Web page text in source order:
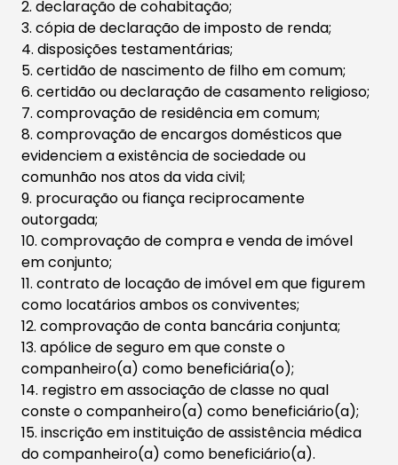
2. declaração de cohabitação;
3. cópia de declaração de imposto de renda;
4. disposições testamentárias;
5. certidão de nascimento de filho em comum;
6. certidão ou declaração de casamento religioso;
7. comprovação de residência em comum;
8. comprovação de encargos domésticos que
evidenciem a existência de sociedade ou
comunhão nos atos da vida civil;
9. procuração ou fiança reciprocamente
outorgada;
10. comprovação de compra e venda de imóvel
em conjunto;
11. contrato de locação de imóvel em que figurem
como locatários ambos os conviventes;
12. comprovação de conta bancária conjunta;
13. apólice de seguro em que conste o
companheiro(a) como beneficiária(o);
14. registro em associação de classe no qual
conste o companheiro(a) como beneficiário(a);
15. inscrição em instituição de assistência médica
do companheiro(a) como beneficiário(a).